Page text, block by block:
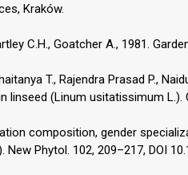
Kraków.
C.H., Goatcher A., 1981.
T., Rajendra Prasad P.,
(Linum usitatissimum L.).
composition, gender
New Phytol. 102, 209–217, DOI